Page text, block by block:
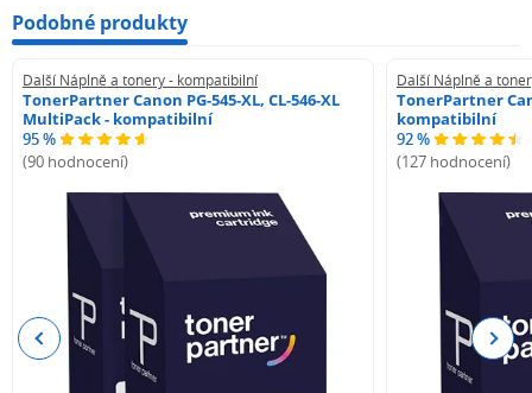
Podobné produkty
Další Náplně a tonery - kompatibilní
TonerPartner Canon PG-545-XL, CL-546-XL
MultiPack - kompatibilní
95 %
(90 hodnocení)
Další Náplně a
TonerPartner
kompatibilní
92 %
(127 hodnocení)
Previous Next